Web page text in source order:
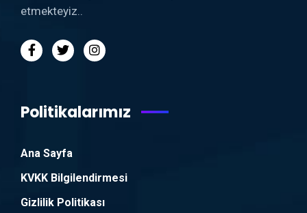
etmekteyiz..
Politikalarımız
Ana Sayfa
KVKK Bilgilendirmesi
Gizlilik Politikası